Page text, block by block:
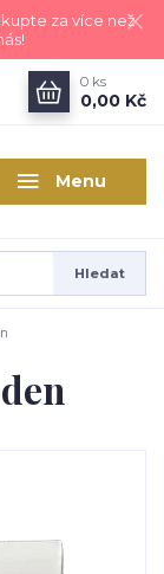
za více než
Menu
Hledat
0 ks
0,00 Kč